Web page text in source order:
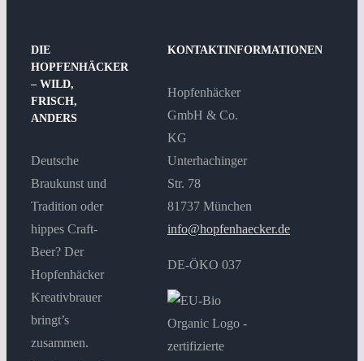
DIE
HOPFENHÄCKER
– WILD,
FRISCH,
ANDERS
Deutsche
Braukunst und
Tradition oder
hippes Craft-
Beer? Der
Hopfenhäcker
Kreativbrauer
bringt’s
zusammen.
KONTAKTINFORMATIONEN
Hopfenhäcker
GmbH & Co.
KG
Unterhachinger
Str. 78
81737 München
info@hopfenhaecker.de
DE-ÖKO 037